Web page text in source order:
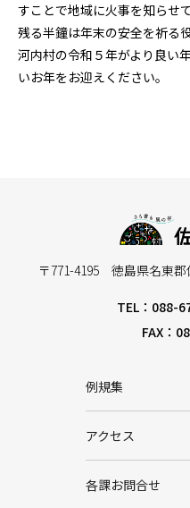
すことで地域に火事を知らせ
残る半鐘は年末の安全を祈る
河内村の令和５年がより良い
いお年をお迎えください。
〒771-4195 徳島県名東
TEL：088-
FAX：
例規集
アクセス
各課お問合せ